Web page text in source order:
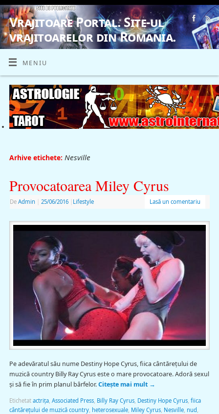
Vrajitoare Portal. Site-ul
vrajitoarelor din Romania.
VRAJITOARE, VRAJITOARELE, VRAJITOARE
MENIU
Arhive etichete: Nesville
Provocatoarea Miley Cyrus
De Admin 25/06/2016 Lifestyle Lasă un comentariu
Pe adevăratul său nume Destiny Hope Cyrus, fiica cântăreţului de
muzică country Billy Ray Cyrus este o mare provocatoare. Adoră sexul
şi să fie în prim planul bârfelor.Citește mai mult →
Etichetat actriţa, Associated Press, Billy Ray Cyrus, Destiny Hope Cyrus, fiica
cântăreţului de muzică country, heterosexuale, Miley Cyrus, Nesville, nud